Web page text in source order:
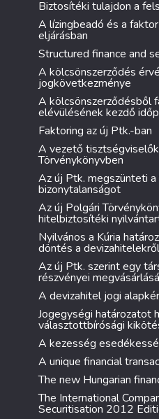
Biztosítéki tulajdon a
A lízingbeadó és a
eljárásban
Structured finance and
A kölcsönszerződés
jogkövetkezménye
A kölcsönszerződésből
elévülésének kezdő
Faktoring az új Ptk.-ban
A vezető
Törvénykönyvben
Az új Ptk. megszünteti
bizonytalanságot
Az új Polgári
hitelbiztosítéki
Nyilvános a Kúria
döntés a devizahitelekről
Az új Ptk. szerint egy
részvényei
A devizahitel jogi
Jogegységi határozatot
választottbírósági
A kezesség
A unique financial
The new Hungarian
The International
Securitisation 2012